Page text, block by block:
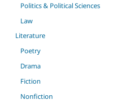
Politics & Political Sciences
Law
Literature
Poetry
Drama
Fiction
Nonfiction